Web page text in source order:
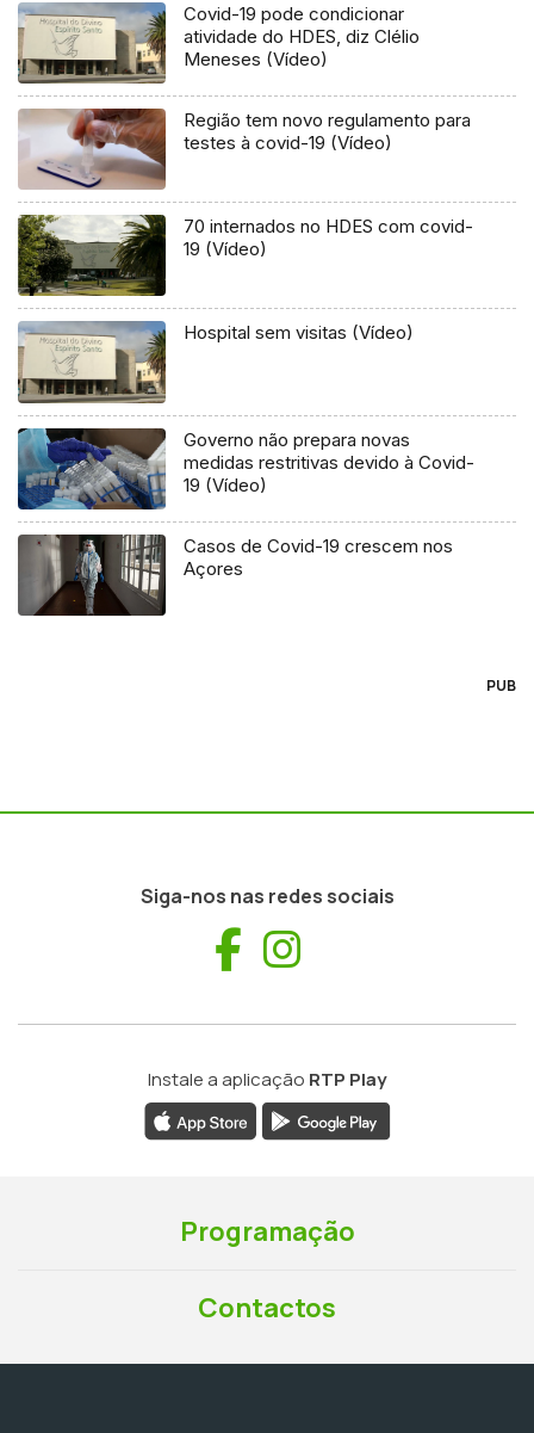
Covid-19 pode condicionar
atividade do HDES, diz Clélio
Meneses (Vídeo)
Região tem novo regulamento para
testes à covid-19 (Vídeo)
70 internados no HDES com covid-
19 (Vídeo)
Hospital sem visitas (Vídeo)
Governo não prepara novas
medidas restritivas devido à Covid-
19 (Vídeo)
Casos de Covid-19 crescem nos
Açores
PUB
Siga-nos nas redes sociais
Facebook
Instale a aplicação RTP Play
Programação
Contactos